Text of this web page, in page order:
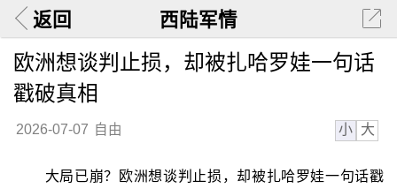
返回 西陆军情
欧洲想谈判止损，却被扎哈罗娃一句话
戳破真相
2026-07-07 自由 小 大
大局已崩？欧洲想谈判止损，却被扎哈罗娃一句话戳